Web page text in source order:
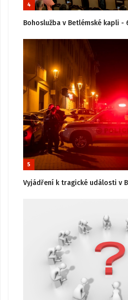
4
Bohoslužba v Betlémské kapli -
5
Vyjádření k tragické události v